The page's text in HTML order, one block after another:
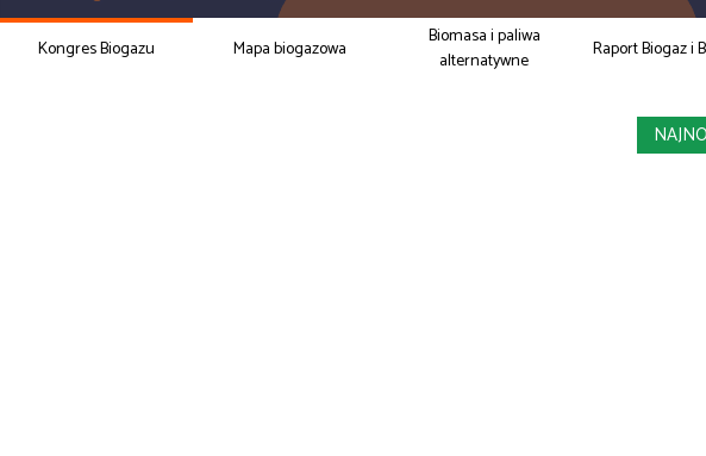
Kongres Biogazu Mapa biogazowa
Biomasa i paliwa
alternatywne
Raport Biogaz i